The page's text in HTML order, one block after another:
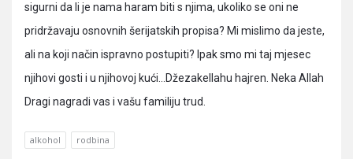
sigurni da li je nama haram biti s njima, ukoliko se oni ne
pridržavaju osnovnih šerijatskih propisa? Mi mislimo da jeste,
ali na koji način ispravno postupiti? Ipak smo mi taj mjesec
njihovi gosti i u njihovoj kući…Džezakellahu hajren. Neka Allah
Dragi nagradi vas i vašu familiju trud.
alkohol rodbina